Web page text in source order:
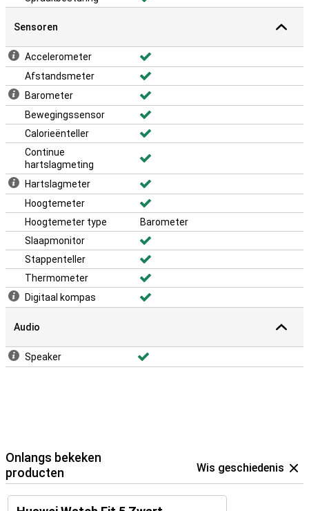
Sensoren
Accelerometer
Afstandsmeter
Barometer
Bewegingssensor
Calorieënteller
Continue
hartslagmeting
Hartslagmeter
Hoogtemeter
Hoogtemeter type
Barometer
Slaapmonitor
Stappenteller
Thermometer
Digitaal kompas
Audio
Speaker
Onlangs bekeken
producten
Wis geschiedenis